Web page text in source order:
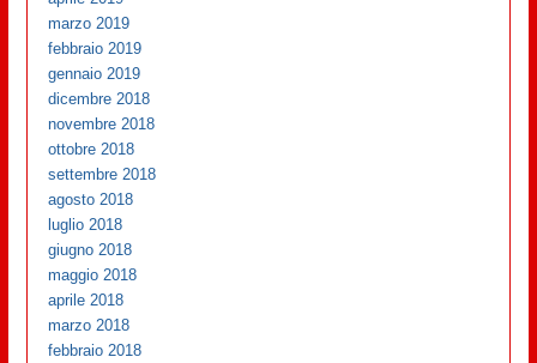
marzo 2019
febbraio 2019
gennaio 2019
dicembre 2018
novembre 2018
ottobre 2018
settembre 2018
agosto 2018
luglio 2018
giugno 2018
maggio 2018
aprile 2018
marzo 2018
febbraio 2018